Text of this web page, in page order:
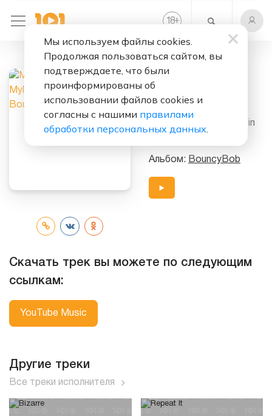
18+
BouncyBob
Justin
Альбом: BouncyBob
Скачать трек вы можете по следующим
ссылкам:
YouTube Music
Другие треки
Все треки исполнителя
Мы используем файлы cookies.
Продолжая пользоваться сайтом, вы
подтверждаете, что были
проинформированы об
использовании файлов cookies и
согласны с нашими правилами
обработки персональных данных.